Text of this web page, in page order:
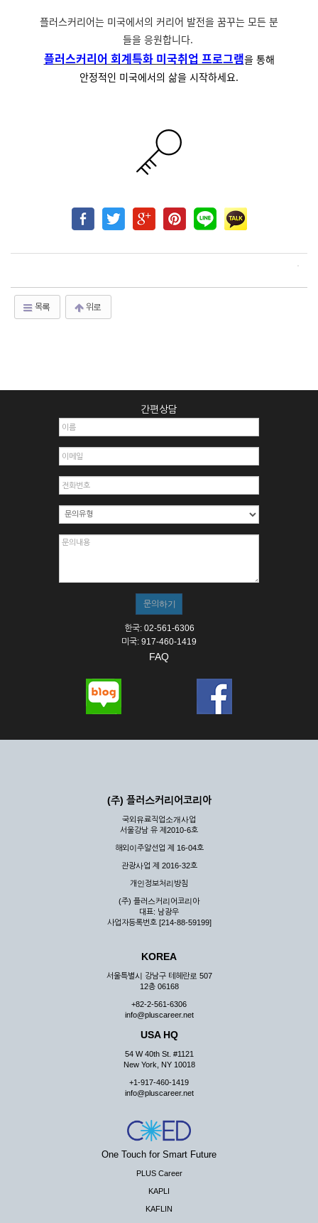
플러스커리어는 미국에서의 커리어 발전을 꿈꾸는 모든 분
들을 응원합니다.
플러스커리어 회계특화 미국취업 프로그램을 통해
안정적인 미국에서의 삶을 시작하세요.
목록 위로
간편상담
한국: 02-561-6306
미국: 917-460-1419
FAQ
(주) 플러스커리어코리아
국외유료직업소개사업
서울강남 유 제2010-6호
해외이주알선업 제 16-04호
관광사업 제 2016-32호
개인정보처리방침
(주) 플러스커리어코리아
대표: 남광우
사업자등록번호 [214-88-59199]
KOREA
서울특별시 강남구 테헤란로 507
12층 06168
+82-2-561-6306
info@pluscareer.net
USA HQ
54 W 40th St. #1121
New York, NY 10018
+1-917-460-1419
info@pluscareer.net
One Touch for Smart Future
PLUS Career
KAPLI
KAFLIN